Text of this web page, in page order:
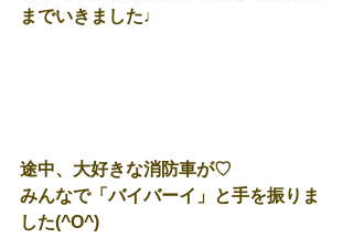
までいきました♩
途中、大好きな消防車が♡
みんなで「バイバーイ」と手を振りま
した(^O^)